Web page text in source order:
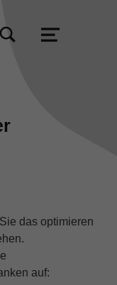
TOGGLE SEARCH FORM MODAL BOX
MENU
das optimieren
auf: